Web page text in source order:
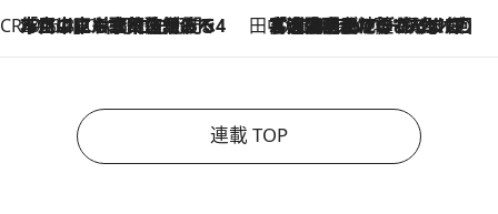
CREA'S CHOICE
2026.8.7
「立川にも歌舞伎があるんだよ」 片岡仁左衛門・市川中車ら豪華座組みで4年目の立川立飛歌舞伎へ 田中稲の勝手に再ブーム
2026.8.7
「湘南乃風に憧れて」観客大盛上がりの“タオル回し”に、ラッパー顔負けの高速歌唱まで…さだまさし（74）のアグレッシブすぎる現在地
連載 TOP